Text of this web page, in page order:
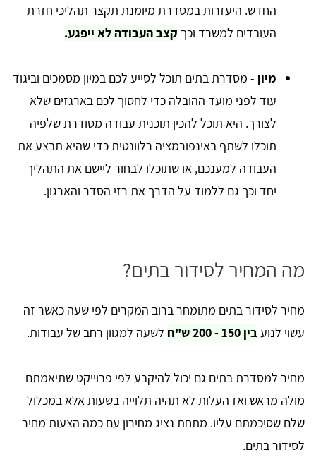
החדש. היעזרות במסדרת מיומנת תקצר תהליכי חזרת
העובדים למשרד וכך קצב העבודה לא ייפגע.
מיון - מסדרת בתים תוכל לסייע לכם במיון מסמכים וביגוד
עוד לפני מועד ההובלה כדי לחסוך לכם בארגזים שלא
לצורך. היא תוכל להכין תוכנית עבודה מסודרת שלפיה
תוכלו לשתף באינפורמציה רלוונטית כדי שהיא תבצע את
העבודה למענכם, או שתוכלו לבחור ליישם את התהליך
יחד וכך גם ללמוד על הדרך את רזי הסדר והארגון.
מה המחיר לסידור בתים?
מחיר לסידור בתים מתומחר ברוב המקרים לפי שעה כאשר זה
עשוי לנועבין 150 - 200 ש"ח לשעה למגוון רחב של עבודות.
מחיר למסדרת בתים גם יכול להיקבע לפי פרוייקט שתיאמתם
מולה מראש ואז העלות לא תהיה תלוייה בשעות אלא במכלול
שלם שסיכמתם עליו. מתחת נציג מחירון עם כמה הצעות מחיר
לסידור בתים.